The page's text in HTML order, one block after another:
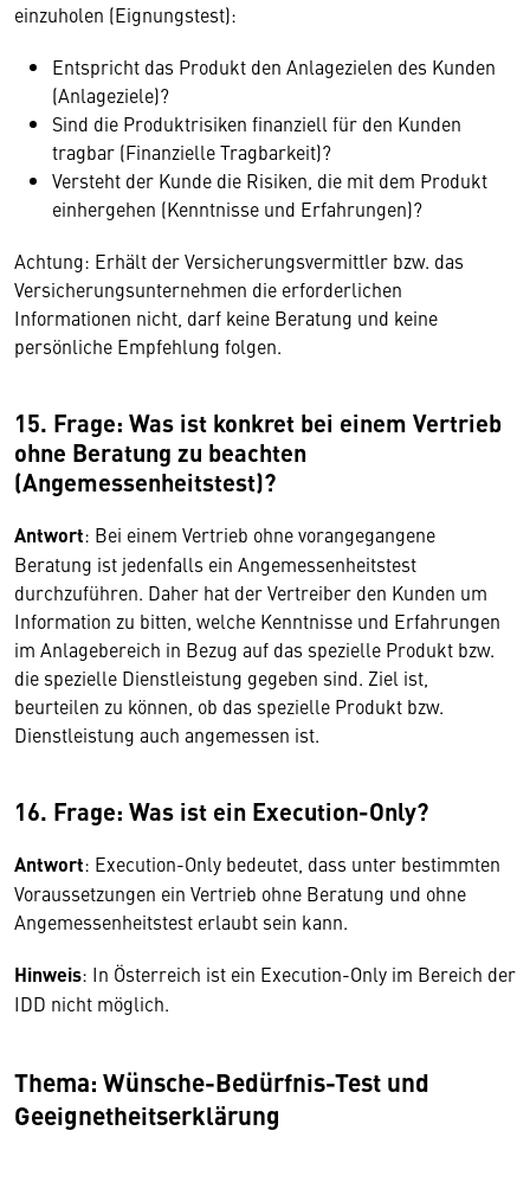
einzuholen (Eignungstest):
Entspricht das Produkt den Anlagezielen des Kunden
(Anlageziele)?
Sind die Produktrisiken finanziell für den Kunden
tragbar (Finanzielle Tragbarkeit)?
Versteht der Kunde die Risiken, die mit dem Produkt
einhergehen (Kenntnisse und Erfahrungen)?
Achtung: Erhält der Versicherungsvermittler bzw. das
Versicherungsunternehmen die erforderlichen
Informationen nicht, darf keine Beratung und keine
persönliche Empfehlung folgen.
15. Frage: Was ist konkret bei einem Vertrieb
ohne Beratung zu beachten
(Angemessenheitstest)?
Antwort: Bei einem Vertrieb ohne vorangegangene
Beratung ist jedenfalls ein Angemessenheitstest
durchzuführen. Daher hat der Vertreiber den Kunden um
Information zu bitten, welche Kenntnisse und Erfahrungen
im Anlagebereich in Bezug auf das spezielle Produkt bzw.
die spezielle Dienstleistung gegeben sind. Ziel ist,
beurteilen zu können, ob das spezielle Produkt bzw.
Dienstleistung auch angemessen ist.
16. Frage: Was ist ein Execution-Only?
Antwort: Execution-Only bedeutet, dass unter bestimmten
Voraussetzungen ein Vertrieb ohne Beratung und ohne
Angemessenheitstest erlaubt sein kann.
Hinweis: In Österreich ist ein Execution-Only im Bereich der
IDD nicht möglich.
Thema: Wünsche-Bedürfnis-Test und
Geeignetheitserklärung